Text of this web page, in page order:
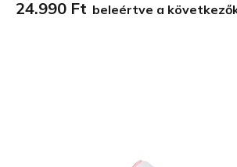
24.990 Ft beleértve a